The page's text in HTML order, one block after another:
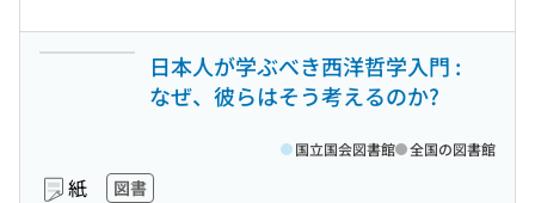
日本人が学ぶべき西洋哲学入門 :
なぜ、彼らはそう考えるのか?
紙 図書
国立国会図書館 全国の図書館